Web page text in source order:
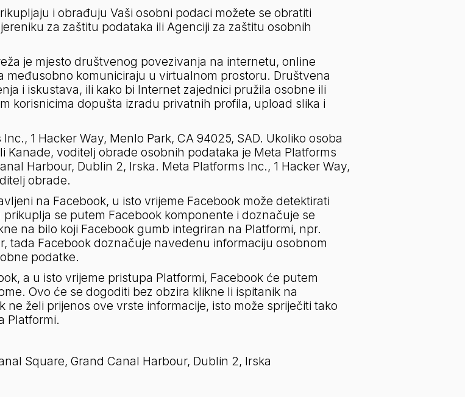
i obrađuju Vaši osobni podaci možete se obratiti
za zaštitu podataka ili Agenciji za zaštitu osobnih
je mjesto društvenog povezivanja na internetu, online
međusobno komuniciraju u virtualnom prostoru. Društvena
i iskustava, ili kako bi Internet zajednici pružila osobne ili
korisnicima dopušta izradu privatnih profila, upload slika i
1 Hacker Way, Menlo Park, CA 94025, SAD. Ukoliko osoba
Kanade, voditelj obrade osobnih podataka je Meta Platforms
Harbour, Dublin 2, Irska. Meta Platforms Inc., 1 Hacker Way,
obrade.
na Facebook, u isto vrijeme Facebook može detektirati
se putem Facebook komponente i doznačuje se
na bilo koji Facebook gumb integriran na Platformi, npr.
tada Facebook doznačuje navedenu informaciju osobnom
podatke.
a u isto vrijeme pristupa Platformi, Facebook će putem
Ovo će se dogoditi bez obzira klikne li ispitanik na
želi prijenos ove vrste informacije, isto može spriječiti tako
Platformi.
Square, Grand Canal Harbour, Dublin 2, Irska